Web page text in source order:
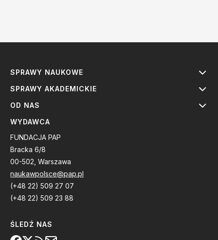
SPRAWY NAUKOWE
SPRAWY AKADEMICKIE
OD NAS
WYDAWCA
FUNDACJA PAP
Bracka 6/8
00-502, Warszawa
naukawpolsce@pap.pl
(+48 22) 509 27 07
(+48 22) 509 23 88
ŚLEDŹ NAS